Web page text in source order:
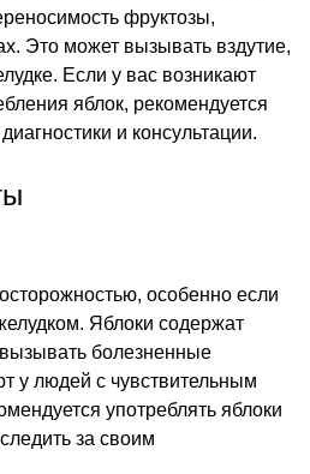
фруктозы,
Это может вызывать вздутие,
Если у вас возникают
яблок, рекомендуется
и консультации.
особенно если
Яблоки содержат
болезненные
у людей с чувствительным
употреблять яблоки
за своим